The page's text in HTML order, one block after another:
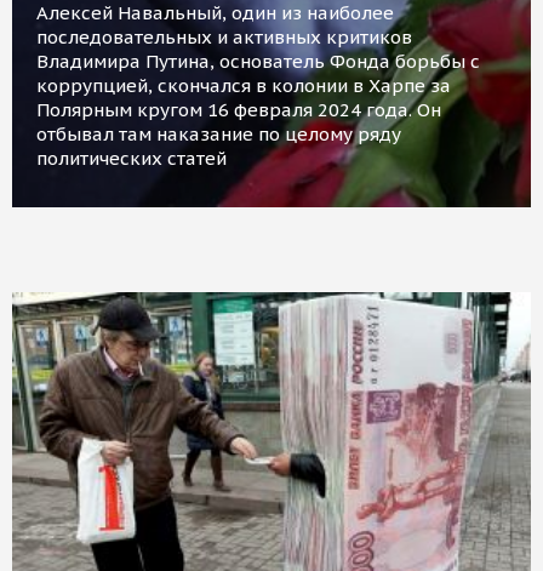
Алексей Навальный, один из наиболее
последовательных и активных критиков
Владимира Путина, основатель Фонда борьбы с
коррупцией, скончался в колонии в Харпе за
Полярным кругом 16 февраля 2024 года. Он
отбывал там наказание по целому ряду
политических статей